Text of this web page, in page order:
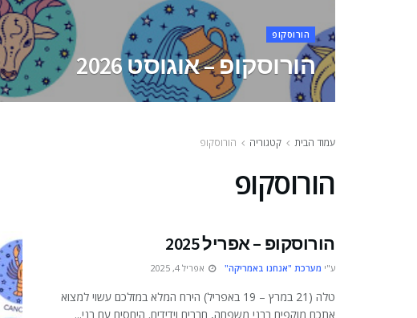
הורוסקופ
הורוסקופ – אוגוסט 2026
עמוד הבית קטגוריה הורוסקופ
הורוסקופ
הורוסקופ – אפריל 2025
ע"י מערכת "אנחנו באמריקה" אפריל 4, 2025
טלה (21 במרץ – 19 באפריל) הירח המלא במזלכם עשוי למצוא
אתכם מוקפים בבני משפחה, חברים וידידים. היחסים עם בני...